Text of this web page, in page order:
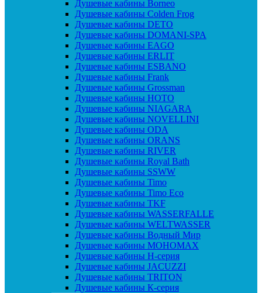
Душевые кабины Borneo
Душевые кабины Colden Frog
Душевые кабины DETO
Душевые кабины DOMANI-SPA
Душевые кабины EAGO
Душевые кабины ERLIT
Душевые кабины ESBANO
Душевые кабины Frank
Душевые кабины Grossman
Душевые кабины HOTO
Душевые кабины NIAGARA
Душевые кабины NOVELLINI
Душевые кабины ODA
Душевые кабины ORANS
Душевые кабины RIVER
Душевые кабины Royal Bath
Душевые кабины SSWW
Душевые кабины Timo
Душевые кабины Timo Eco
Душевые кабины TKF
Душевые кабины WASSERFALLE
Душевые кабины WELTWASSER
Душевые кабины Водный Мир
Душевые кабины МОНОМАХ
Душевые кабины H-серия
Душевые кабины JACUZZI
Душевые кабины TRITON
Душевые кабины К-серия